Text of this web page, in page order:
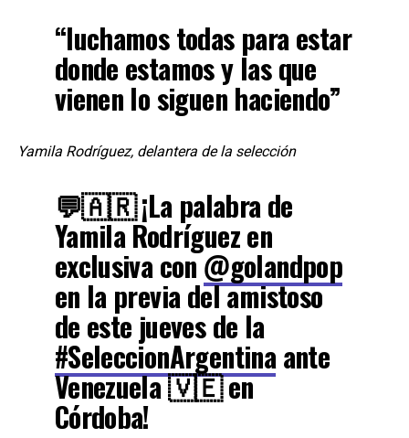
“luchamos todas para estar
donde estamos y las que
vienen lo siguen haciendo”
Yamila Rodríguez, delantera de la selección
💬🇦🇷 ¡La palabra de
Yamila Rodríguez en
exclusiva con@golandpop
en la previa del amistoso
de este jueves de la
#SeleccionArgentinaante
Venezuela 🇻🇪 en
Córdoba!